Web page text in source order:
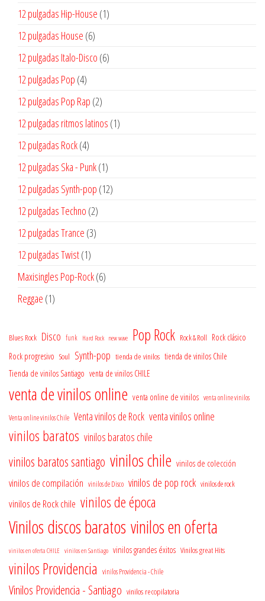
productos
12 pulgadas Hip-House 11
12 pulgadas House 66
productos
12 pulgadas Italo-Disco 66
12 pulgadas Pop 44
productos
12 pulgadas Pop Rap 22
productos
12 pulgadas ritmos latinos 11
12 pulgadas Rock 44
productos
12 pulgadas Ska - Punk 11
producto
12 pulgadas Synth-pop 1212
12 pulgadas Techno 22
productos
12 pulgadas Trance 33
12 pulgadas Twist 11
producto
Maxisingles Pop-Rock 66
Reggae 11
Blues Rock Disco funk Hard Rock new wave Pop Rock Rock & Roll Rock clásico
Rock progresivo Soul Synth-pop tienda de vinilos tienda de vinilos Chile
Tienda de vinilos Santiago venta de vinilos CHILE
venta de vinilos online venta online de vinilos venta online vinilos
Venta online vinilos Chile Venta vinilos de Rock venta vinilos online
vinilos baratos vinilos baratos chile
vinilos baratos santiago vinilos chile vinilos de colección
vinilos de compilación vinilos de Disco vinilos de pop rock vinilos de rock
vinilos de Rock chile vinilos de época
Vinilos discos baratos vinilos en oferta
vinilos en oferta CHILE vinilos en Santiago vinilos grandes éxitos Vinilos great Hits
vinilos Providencia vinilos Providencia - Chile
Vinilos Providencia - Santiago vinilos recopilatoria